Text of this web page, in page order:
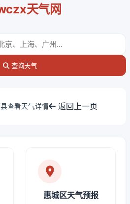
天气网
查询天气
查看天气详情 返回上一页
惠城区天气预报